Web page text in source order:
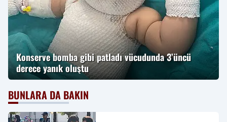
Konserve bomba gibi patladı vücudunda 3’üncü
derece yanık oluştu
BUNLARA DA BAKIN